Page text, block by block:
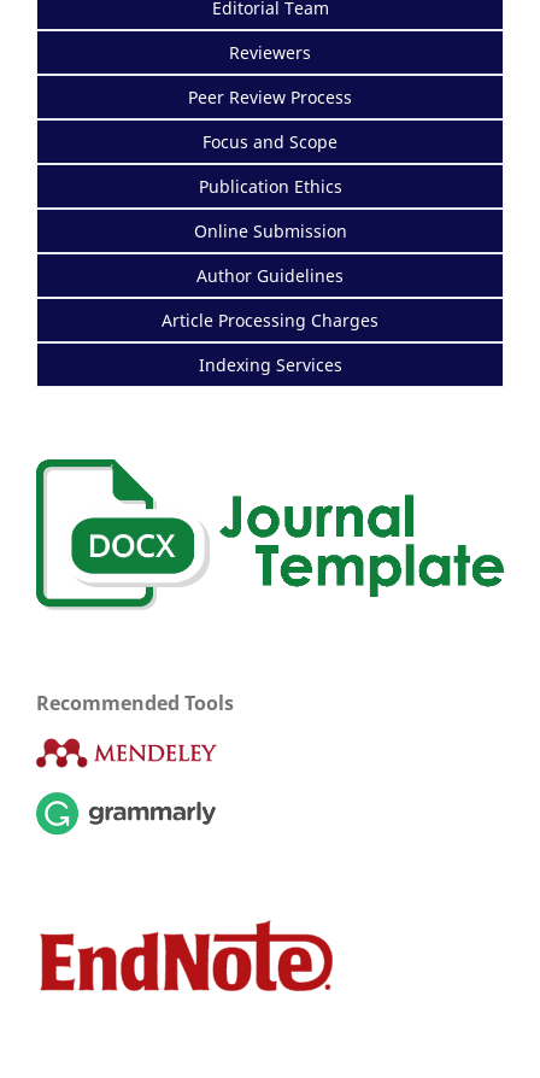
Editorial Team
Reviewers
Peer Review Process
Focus and Scope
Publication Ethics
Online Submission
Author Guidelines
Article Processing Charges
Indexing Services
Recommended Tools